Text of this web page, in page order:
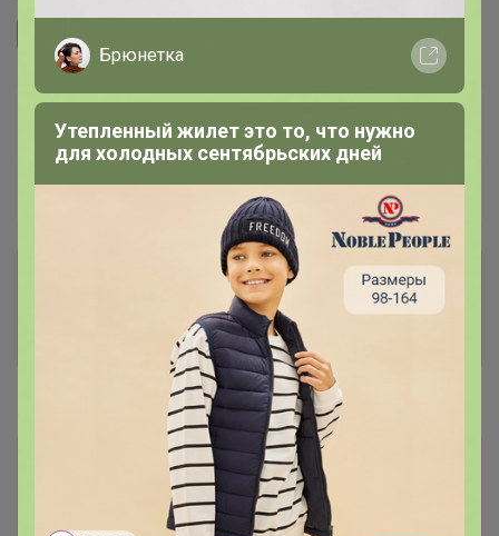
Подписаться на организатора
В архиве Собрано
~ 4 дня
3.7K
Отзывы участников
Оплата на расчетный счет по реквизитам ИП,
либо куар коду Включила в счет только те
позиции, которые есть на данный момент у
Брюнетка
Утепленный жилет это то, что нужно
для холодных сентябрьских дней